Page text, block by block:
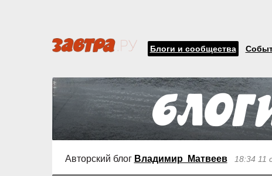
Блоги и сообщества
Авторский блог Владимир Матвеев 18:34 11